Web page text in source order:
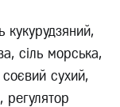
кукурудзяний,
сіль морська,
сухий,
регулятор